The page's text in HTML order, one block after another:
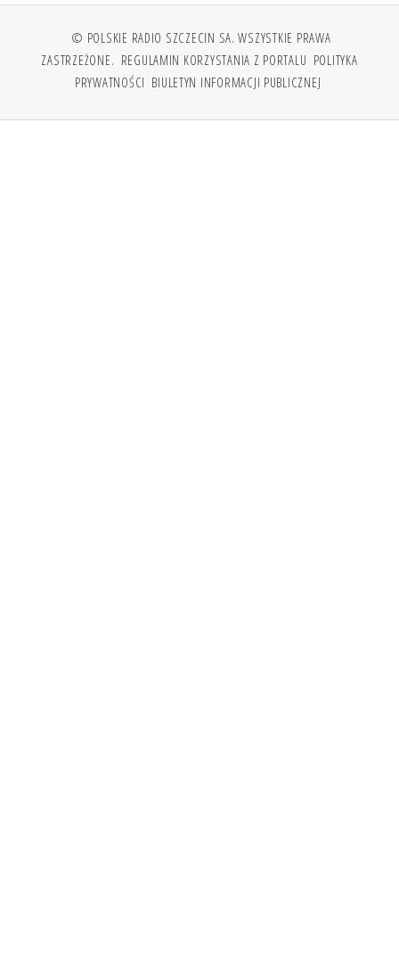
© POLSKIE RADIO SZCZECIN SA. WSZYSTKIE PRAWA
ZASTRZEŻONE. REGULAMIN KORZYSTANIA Z PORTALU POLITYKA
PRYWATNOŚCI BIULETYN INFORMACJI PUBLICZNEJ